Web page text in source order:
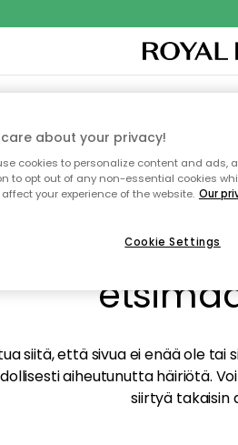
KATTAUSSISUSTUSTEKSTIILIT & MATOT
Emme
siitä, että sivua ei enää ole
aiheutunutta häiriötä.
siirtyä takaisin
about your privacy!
cookies to personalize content and ads,
to opt out of any non-essential cookies
your experience of the website. Our
Cookie Settings